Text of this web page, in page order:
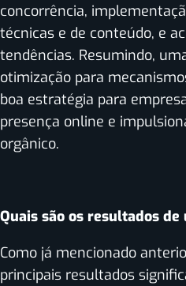
concorrência,
técnicas e de conteúdo, e
tendências. Resumindo,
otimização para
boa estratégia para
presença online e
orgânico.
Quais são os resultados
Como já mencionado
principais resultados